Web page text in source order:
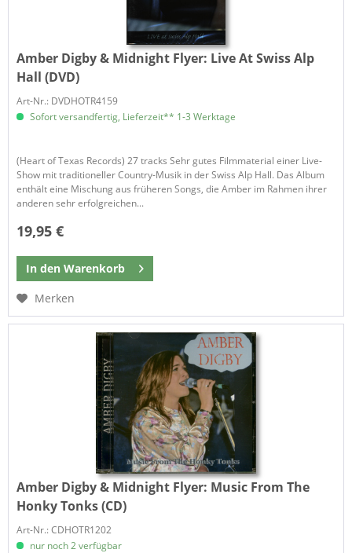
Amber Digby & Midnight Flyer: Live At Swiss Alp
Hall (DVD)
Art-Nr.: DVDHOTR4159
Sofort versandfertig, Lieferzeit** 1-3 Werktage
(Heart of Texas Records) 27 tracks Sehr gutes Filmmaterial einer Live-
Show mit traditioneller Country-Musik in der Swiss Alp Hall. Das Album
enthält eine Mischung aus früheren Songs, die Amber im Rahmen ihrer
anderen sehr erfolgreichen...
19,95 €
In den Warenkorb
Merken
Amber Digby & Midnight Flyer: Music From The
Honky Tonks (CD)
Art-Nr.: CDHOTR1202
nur noch 2 verfügbar